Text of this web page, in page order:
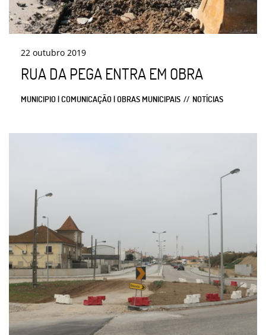
22 outubro 2019
RUA DA PEGA ENTRA EM OBRA
MUNICIPIO | COMUNICAÇÃO | OBRAS MUNICIPAIS NOTÍCIAS